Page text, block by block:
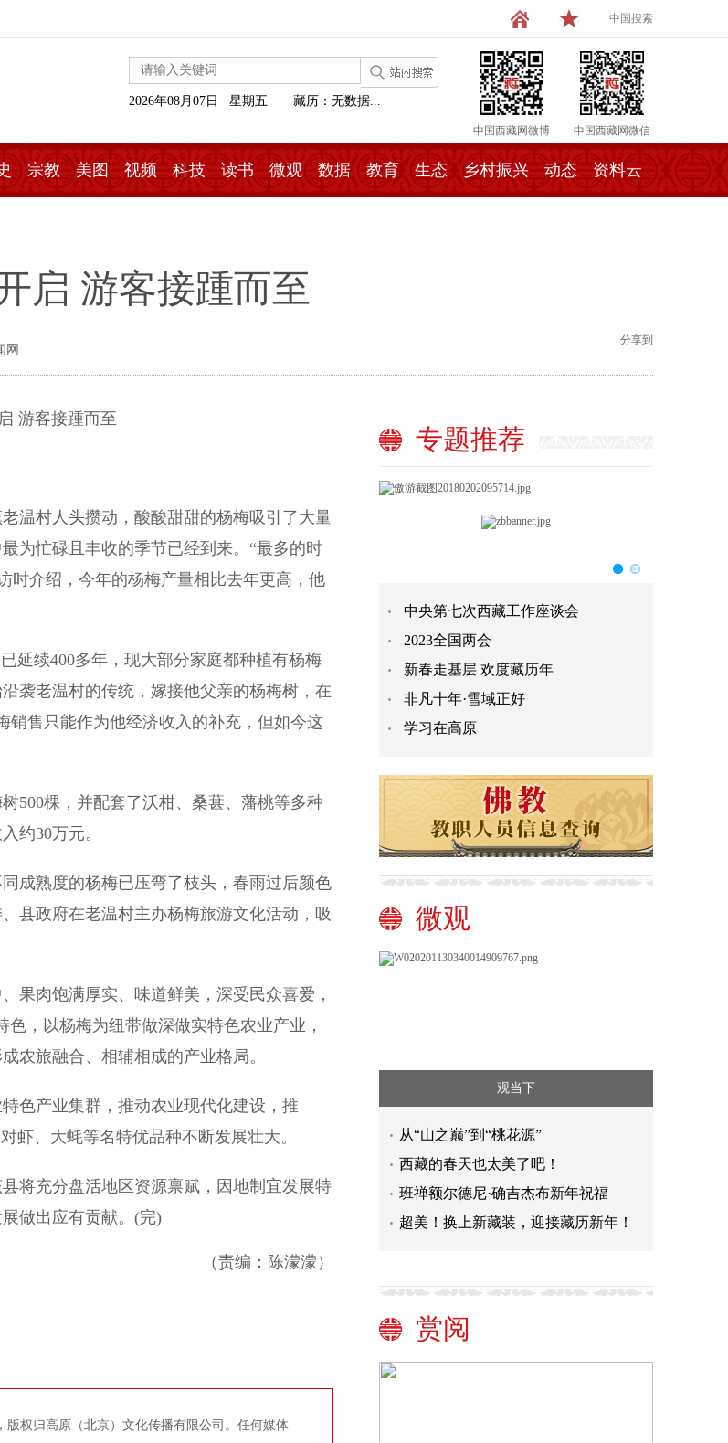
中国搜索
中国西藏网微博 中国西藏网微信
2026年08月07日 星期五 藏历：无数据...
宗教 美图 视频 科技 读书 微观 数据 教育 生态 乡村振兴 动态 资料云
启 游客接踵而至
网
分享到
游客接踵而至
村人头攒动，酸酸甜甜的杨梅吸引了大量
为忙碌且丰收的季节已经到来。“最多的时
时介绍，今年的杨梅产量相比去年更高，他
续400多年，现大部分家庭都种植有杨梅
袭老温村的传统，嫁接他父亲的杨梅树，在
销售只能作为他经济收入的补充，但如今这
棵，并配套了沃柑、桑葚、藩桃等多种
约30万元。
熟度的杨梅已压弯了枝头，春雨过后颜色
县政府在老温村主办杨梅旅游文化活动，吸
肉饱满厚实、味道鲜美，深受民众喜爱，
，以杨梅为纽带做深做实特色农业产业，
农旅融合、相辅相成的产业格局。
产业集群，推动农业现代化建设，推
虾、大蚝等名特优品种不断发展壮大。
充分盘活地区资源禀赋，因地制宜发展特
做出应有贡献。(完)
（责编：陈濛濛）
版权归高原（北京）文化传播有限公司。任何媒体
专题推荐
中央第七次西藏工作座谈会
2023全国两会
新春走基层 欢度藏历年
非凡十年·雪域正好
学习在高原
微观
观当下
从“山之巅”到“桃花源”
西藏的春天也太美了吧！
班禅额尔德尼·确吉杰布新年祝福
超美！换上新藏装，迎接藏历新年！
赏阅